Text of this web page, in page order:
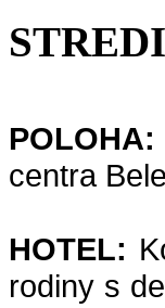
POLOHA:
centra
HOTEL:
rodiny s